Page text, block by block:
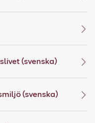
(svenska)
(svenska)